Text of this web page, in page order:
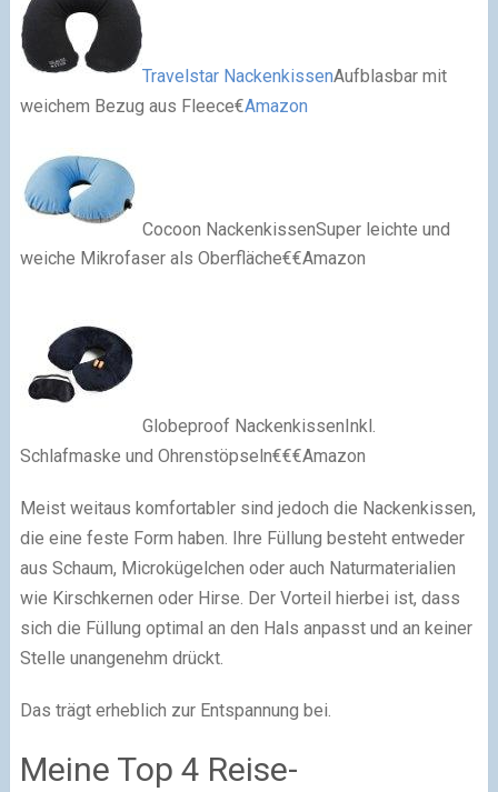
Travelstar NackenkissenAufblasbar mit
weichem Bezug aus Fleece€Amazon
Cocoon NackenkissenSuper leichte und
weiche Mikrofaser als Oberfläche€€Amazon
Globeproof NackenkissenInkl.
Schlafmaske und Ohrenstöpseln€€€Amazon
Meist weitaus komfortabler sind jedoch die Nackenkissen,
die eine feste Form haben. Ihre Füllung besteht entweder
aus Schaum, Microkügelchen oder auch Naturmaterialien
wie Kirschkernen oder Hirse. Der Vorteil hierbei ist, dass
sich die Füllung optimal an den Hals anpasst und an keiner
Stelle unangenehm drückt.
Das trägt erheblich zur Entspannung bei.
Meine Top 4 Reise-